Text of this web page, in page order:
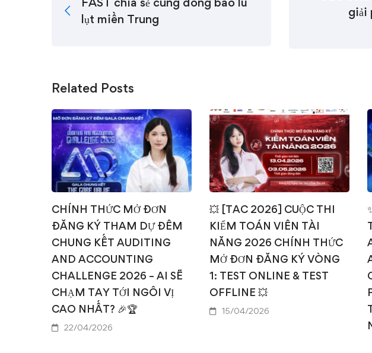
lụt miền Trung
giải
Related Posts
CHÍNH THỨC MỞ ĐƠN
ĐĂNG KÝ THAM DỰ ĐÊM
CHUNG KẾT AUDITING
AND ACCOUNTING
CHALLENGE 2026 – AI SẼ
CHẠM TAY TỚI NGÔI VỊ
CAO NHẤT? 🎉🏆
22/04/2026
💥 [TAC 2026] CUỘC THI
KIỂM TOÁN VIÊN TÀI
NĂNG 2026 CHÍNH THỨC
MỞ ĐƠN ĐĂNG KÝ VÒNG
1: TEST ONLINE & TEST
OFFLINE 💥
15/04/2026